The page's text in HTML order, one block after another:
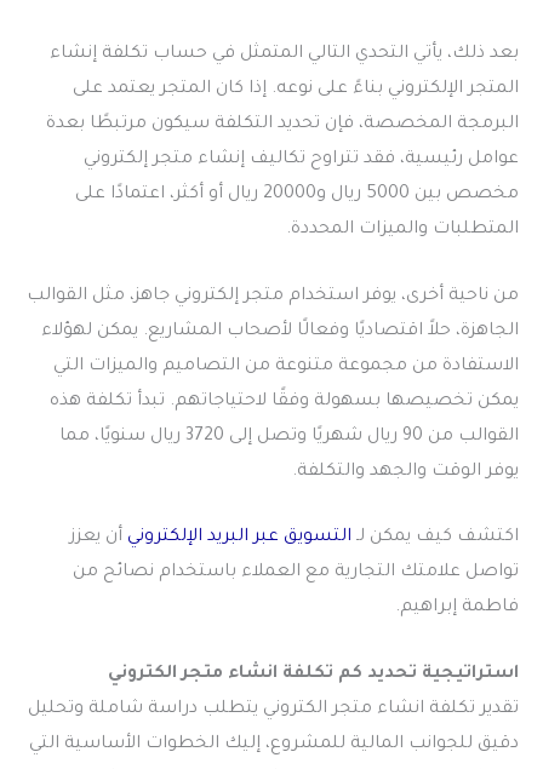
بعد ذلك، يأتي التحدي التالي المتمثل في حساب تكلفة إنشاء
المتجر الإلكتروني بناءً على نوعه. إذا كان المتجر يعتمد على
البرمجة المخصصة، فإن تحديد التكلفة سيكون مرتبطًا بعدة
عوامل رئيسية، فقد تتراوح تكاليف إنشاء متجر إلكتروني
مخصص بين 5000 ريال و20000 ريال أو أكثر، اعتمادًا على
المتطلبات والميزات المحددة.
من ناحية أخرى، يوفر استخدام متجر إلكتروني جاهز، مثل القوالب
الجاهزة، حلاً اقتصاديًا وفعالًا لأصحاب المشاريع. يمكن لهؤلاء
الاستفادة من مجموعة متنوعة من التصاميم والميزات التي
يمكن تخصيصها بسهولة وفقًا لاحتياجاتهم. تبدأ تكلفة هذه
القوالب من 90 ريال شهريًا وتصل إلى 3720 ريال سنويًا، مما
يوفر الوقت والجهد والتكلفة.
اكتشف كيف يمكن لـ التسويق عبر البريد الإلكتروني أن يعزز
تواصل علامتك التجارية مع العملاء باستخدام نصائح من
فاطمة إبراهيم.
استراتيجية تحديد كم تكلفة انشاء متجر الكتروني
تقدير تكلفة انشاء متجر الكتروني يتطلب دراسة شاملة وتحليل
دقيق للجوانب المالية للمشروع، إليك الخطوات الأساسية التي